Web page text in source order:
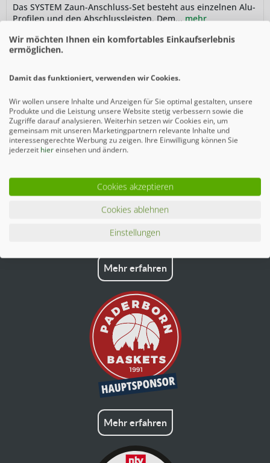
Das SYSTEM Zaun-Anschluss-Set besteht aus einzelnen Alu-
Profilen und den Abschlussleisten. Dem... mehr
Zubehör 2
Ähnliche Artikel
Mehr erfahren
Mehr erfahren
Wir möchten Ihnen ein komfortables Einkaufserlebnis
ermöglichen.
Damit das funktioniert, verwenden wir Cookies.
Wir wollen unsere Inhalte und Anzeigen für Sie optimal gestalten, unsere
Produkte und die Leistung unsere Website stetig verbessern sowie die
Zugriffe darauf analysieren. Weiterhin setzen wir Cookies ein, um
gemeinsam mit unseren Marketingpartnern relevante Inhalte und
interessengerechte Werbung zu zeigen. Ihre Einwilligung können Sie
jederzeit hiereinsehen und ändern.
Cookies akzeptieren
Cookies ablehnen
Einstellungen